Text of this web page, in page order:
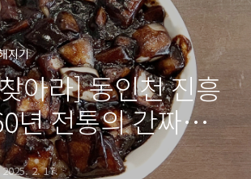
지기
아라] 동인천 진흥
년 전통의 간짜장
2025. 2. 17.